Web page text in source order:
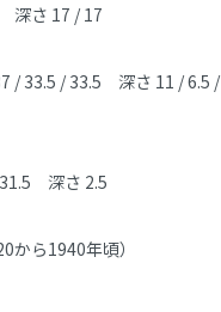
深さ 17 / 17
/ 33.5 / 33.5　深さ 11 / 6.5 /
　深さ 2.5
から1940年頃）